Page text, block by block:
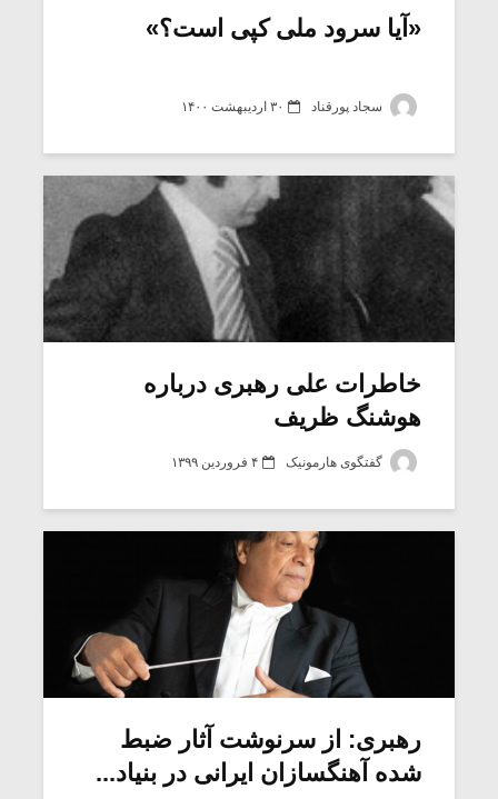
«آیا سرود ملی کپی است؟»
سجاد پورقناد ۳۰ اردیبهشت ۱۴۰۰
خاطرات علی رهبری درباره
هوشنگ ظریف
گفتگوی هارمونیک ۴ فروردین ۱۳۹۹
رهبری: از سرنوشت آثار ضبط
شده آهنگسازان ایرانی در بنیاد...
یادداشتی بر موسیقی
بدنام ترین باش